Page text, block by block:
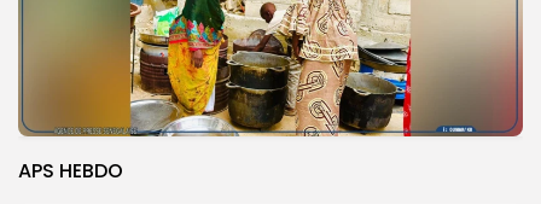
APS HEBDO